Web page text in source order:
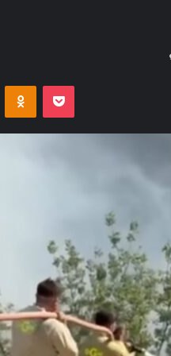
Odnoklassniki
Pocket